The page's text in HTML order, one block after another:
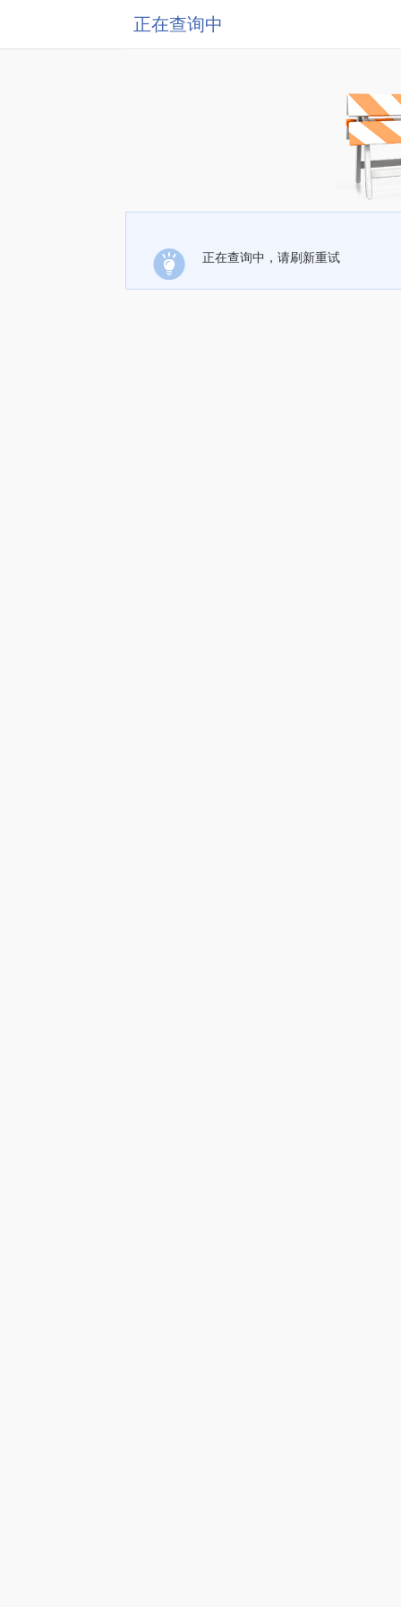
正在查询中
正在查询中，请刷新重试